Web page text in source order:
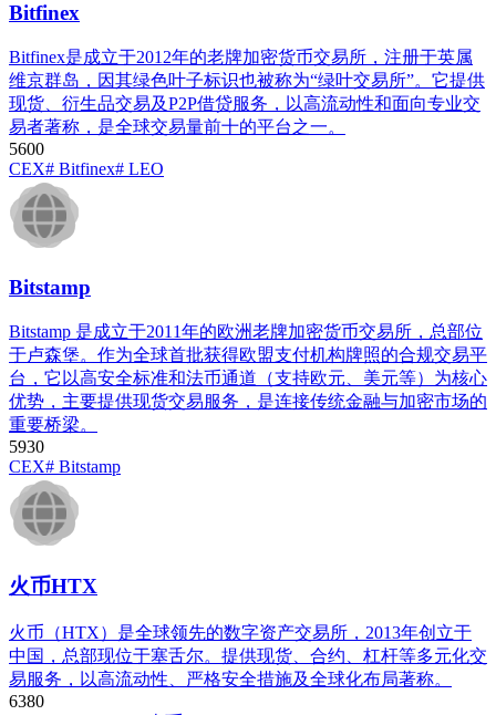
Bitfinex
Bitfinex是成立于2012年的老牌加密货币交易所，注册于英属
维京群岛，因其绿色叶子标识也被称为“绿叶交易所”。它提供
现货、衍生品交易及P2P借贷服务，以高流动性和面向专业交
易者著称，是全球交易量前十的平台之一。
5600
CEX# Bitfinex# LEO
Bitstamp
Bitstamp 是成立于2011年的欧洲老牌加密货币交易所，总部位
于卢森堡。作为全球首批获得欧盟支付机构牌照的合规交易平
台，它以高安全标准和法币通道（支持欧元、美元等）为核心
优势，主要提供现货交易服务，是连接传统金融与加密市场的
重要桥梁。
5930
CEX# Bitstamp
火币HTX
火币（HTX）是全球领先的数字资产交易所，2013年创立于
中国，总部现位于塞舌尔。提供现货、合约、杠杆等多元化交
易服务，以高流动性、严格安全措施及全球化布局著称。
6380